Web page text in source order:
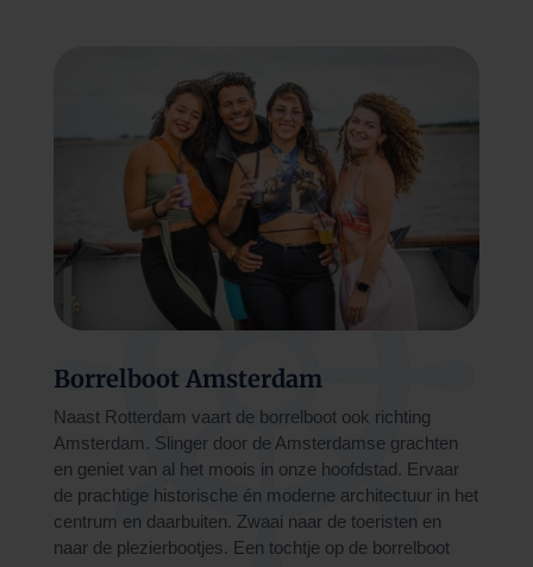
Borrelboot Amsterdam
Naast Rotterdam vaart de borrelboot ook richting
Amsterdam. Slinger door de Amsterdamse grachten
en geniet van al het moois in onze hoofdstad. Ervaar
de prachtige historische én moderne architectuur in het
centrum en daarbuiten. Zwaai naar de toeristen en
naar de plezierbootjes. Een tochtje op de borrelboot